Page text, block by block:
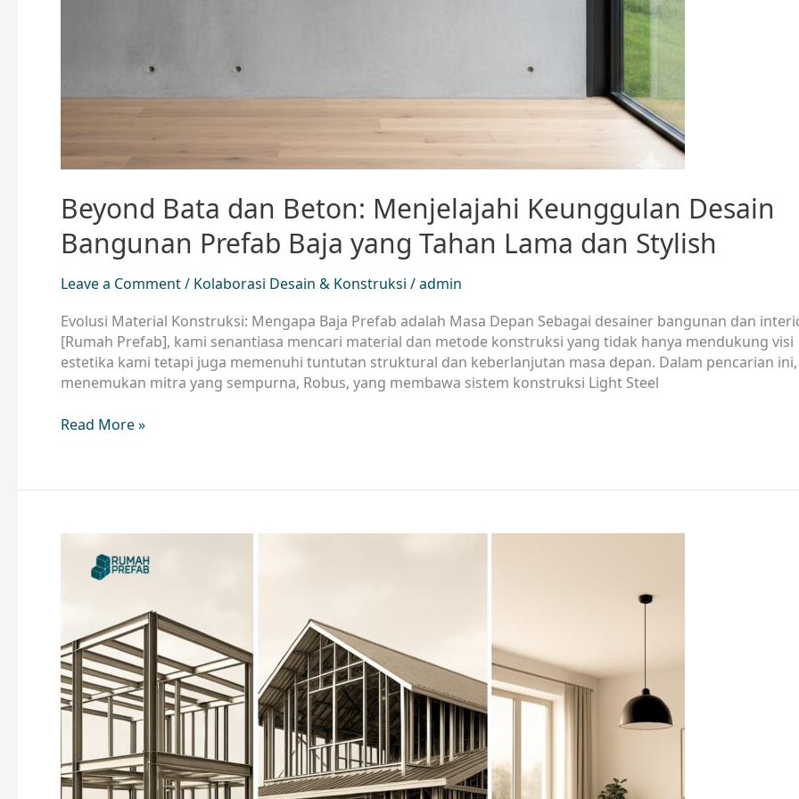
Beyond Bata dan Beton: Menjelajahi Keunggulan Desain
Bangunan Prefab Baja yang Tahan Lama dan Stylish
Leave a Comment/ Kolaborasi Desain & Konstruksi /admin
Evolusi Material Konstruksi: Mengapa Baja Prefab adalah Masa Depan Sebagai desainer bangunan dan
[Rumah Prefab], kami senantiasa mencari material dan metode konstruksi yang tidak hanya mendukung visi
estetika kami tetapi juga memenuhi tuntutan struktural dan keberlanjutan masa depan. Dalam pencarian
menemukan mitra yang sempurna, Robus, yang membawa sistem konstruksi Light Steel
Read More »
Revolusioner,
Konstruksi
Bagaimana
Sistem
Steel
Prefab
Robus
Mewujudkan
Interior
Impian